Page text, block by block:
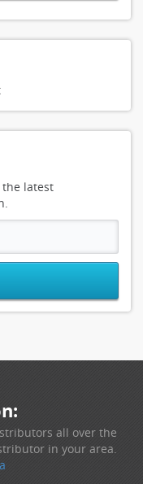
latest
all over the
in your area.